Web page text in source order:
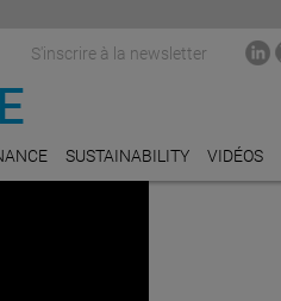
S'inscrire à la newsletter
SUSTAINABILITY VIDÉOS